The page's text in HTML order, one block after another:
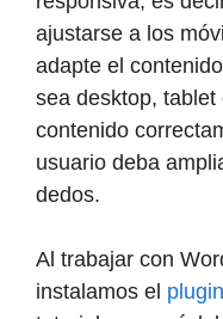
ajustarse a los
adapte el
sea desktop,
contenido
usuario deba
dedos.
Al trabajar con
instalamos el